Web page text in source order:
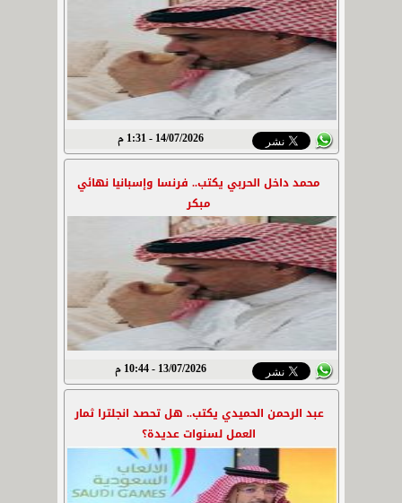
14/07/2026 - 1:31 م
محمد داخل الحربي يكتب.. فرنسا وإسبانيا نهائي
مبكر
13/07/2026 - 10:44 م
عبد الرحمن الحميدي يكتب.. هل تحصد انجلترا ثمار
العمل لسنوات عديدة؟